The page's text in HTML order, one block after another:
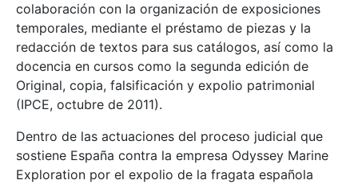
colaboración con la organización de exposiciones
temporales, mediante el préstamo de piezas y la
redacción de textos para sus catálogos, así como la
docencia en cursos como la segunda edición de
Original, copia, falsificación y expolio patrimonial
(IPCE, octubre de 2011).
Dentro de las actuaciones del proceso judicial que
sostiene España contra la empresa Odyssey Marine
Exploration por el expolio de la fragata española